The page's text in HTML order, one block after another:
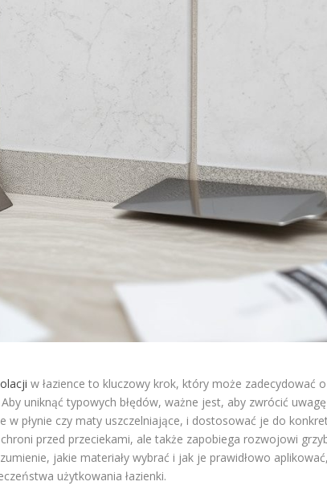
w łazience to kluczowy krok, który może zadecydować
uniknąć typowych błędów, ważne jest, aby zwrócić
w płynie czy maty uszczelniające, i dostosować je do
przed przeciekami, ale także zapobiega rozwojowi
jakie materiały wybrać i jak je prawidłowo
użytkowania łazienki.